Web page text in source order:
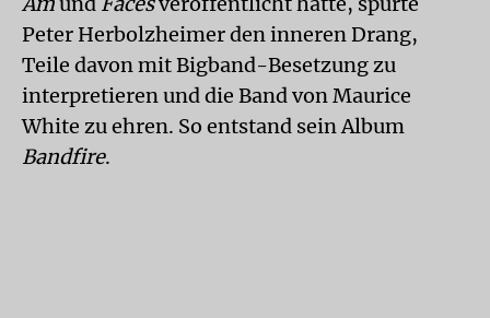
Peter Herbolzheimer den inneren Drang,
Teile davon mit Bigband-Besetzung zu
interpretieren und die Band von Maurice
White zu ehren. So entstand sein Album
Bandfire.